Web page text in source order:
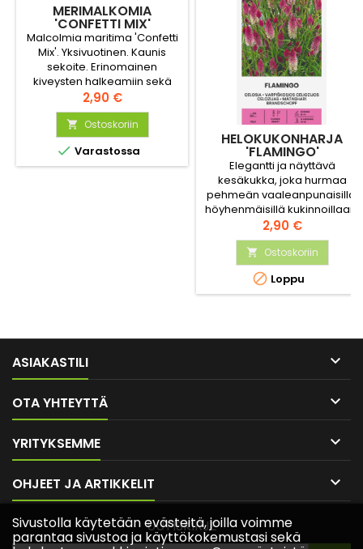
MERIMALKOMIA
'CONFETTI MIX'
Malcolmia maritima 'Confetti
Mix'. Yksivuotinen. Kaunis
sekoite. Erinomainen
kiveysten halkeamiin sekä
kukkapenkkien
reunuskasviksi. Korkeus 20
cm.
Hinta
2,90 €
 Ostoskoriin
 Varastossa
HELOKUKONHARJA
'FLAMINGO'
Elegantti ja näyttävä
kesäkukka, joka hurmaa
pehmeän vaaleanpunaisilla,
höyhenmäisillä kukinnoillaan.
Sen sirot, pystyt kukkatähkät
tuovat istutuksiin keveyttä ja
modernia ilmettä, ja kasvi
sopii erinomaisesti niin
kukkapenkkeihin, ruukkuihin
kuin leikkokukaksikin.
Hinta
2,90 €
 Ostoskoriin
 Loppu
ASIAKASTILI 
OTA YHTEYTTÄ 
YRITYKSEMME 
OHJEET JA ARTIKKELIT 
Sivustolla käytetään evästeitä, joilla voimme
parantaa sivustoa ja käyttökokemustasi sekä
UUTISKIRJE